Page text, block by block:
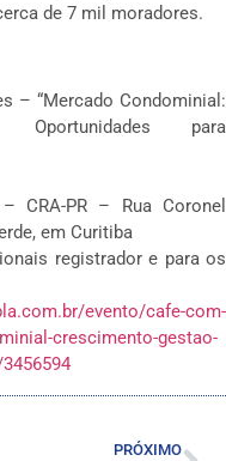
de 7 mil moradores.
– “Mercado Condominial:
para
CRA-PR – Rua Coronel
em Curitiba
registrador e para os
evento/cafe-com-
crescimento-gestao-
PRÓXIMO